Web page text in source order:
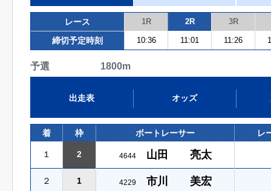
レース 1R 2R 3R
締切予定時刻 10:36 11:01 11:26
予選 1800m
出走表 オッズ
着 枠 ボートレーサー レ
１ 2 4644 山田 亮太
２ 1 4229 市川 美宏